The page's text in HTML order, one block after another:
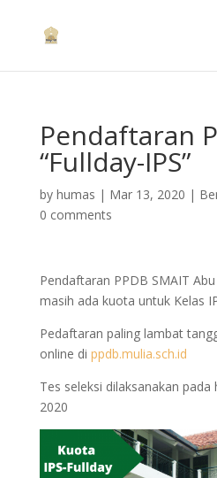
Pendaftaran
“Fullday-IPS”
by humas | Mar 13, 2020 |
0 comments
Pendaftaran PPDB SMAIT
masih ada kuota untuk Kelas
Pedaftaran paling lambat
online di ppdb.mulia.sch.id
Tes seleksi dilaksanakan
2020